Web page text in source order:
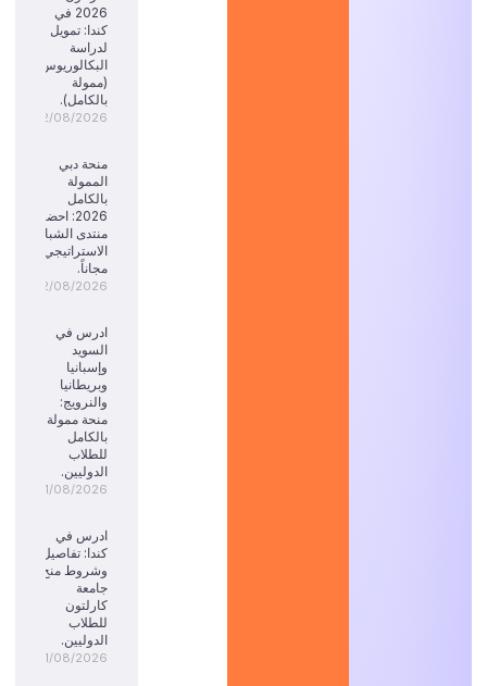
2026 في
كندا: تمويل
لدراسة
البكالوريوس
(ممولة
بالكامل).
02/08/2026
منحة دبي
الممولة
بالكامل
2026: احضر
منتدى الشباب
الاستراتيجي
مجاناً.
02/08/2026
ادرس في
السويد
وإسبانيا
وبريطانيا
والنرويج:
منحة ممولة
بالكامل
للطلاب
الدوليين.
01/08/2026
ادرس في
كندا: تفاصيل
وشروط منح
جامعة
كارلتون
للطلاب
الدوليين.
01/08/2026